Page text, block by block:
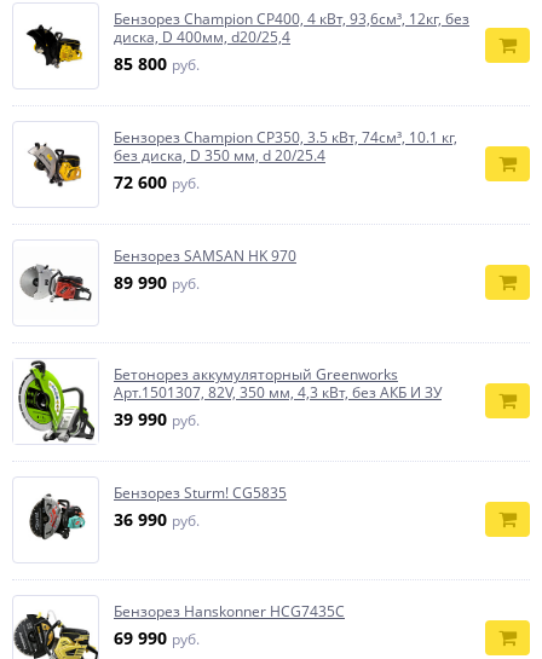
Бензорез Champion CP400, 4 кВт, 93,6см³, 12кг, без
диска, D 400мм, d20/25,4
85 800 руб.
Бензорез Champion CP350, 3.5 кВт, 74см³, 10.1 кг,
без диска, D 350 мм, d 20/25.4
72 600 руб.
Бензорез SAMSAN HK 970
89 990 руб.
Бетонорез аккумуляторный Greenworks
Арт.1501307, 82V, 350 мм, 4,3 кВт, без АКБ И ЗУ
39 990 руб.
Бензорез Sturm! CG5835
36 990 руб.
Бензорез Hanskonner HCG7435C
69 990 руб.